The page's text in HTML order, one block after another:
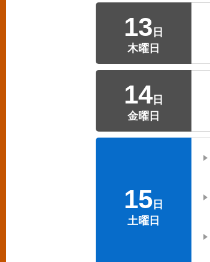
13 日
木曜日
14日
金曜日
15 日
土曜日